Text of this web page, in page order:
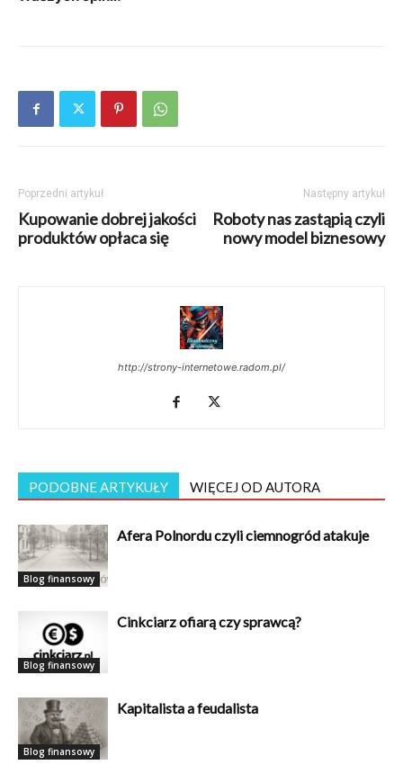
Poprzedni artykuł
Kupowanie dobrej jakości
produktów opłaca się
Następny artykuł
Roboty nas zastąpią czyli
nowy model biznesowy
http://strony-internetowe.radom.pl/
PODOBNE ARTYKUŁY WIĘCEJ OD AUTORA
Blog finansowy
Afera Polnordu czyli ciemnogród atakuje
Blog finansowy
Cinkciarz ofiarą czy sprawcą?
Blog finansowy
Kapitalista a feudalista